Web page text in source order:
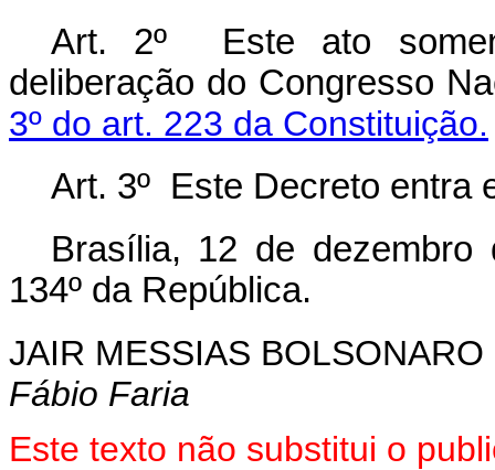
Art. 2º Este ato
deliberação do Congresso
3º do art. 223 da Constituição.
Art. 3º Este Decreto entra
Brasília, 12 de dezembro
134º da República.
JAIR MESSIAS BOLSONARO
Fábio Faria
Este texto não substitui o